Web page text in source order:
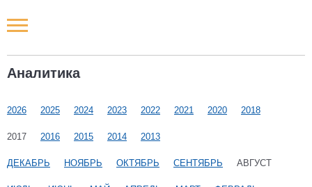
Аналитика
2026 2025 2024 2023 2022 2021 2020 2018
2017 2016 2015 2014 2013
ДЕКАБРЬ НОЯБРЬ ОКТЯБРЬ СЕНТЯБРЬ АВГУСТ
Новости РФ
Наши мероприятия